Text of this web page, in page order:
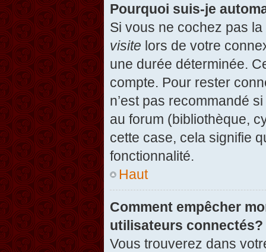
Pourquoi suis-je
Si vous ne cochez pas
visite lors de votre
une durée déterminée.
compte. Pour rester
n’est pas recommandé
au forum (bibliothèque,
cette case, cela signifie
fonctionnalité.
Haut
Comment empêcher
utilisateurs connectés?
Vous trouverez dans